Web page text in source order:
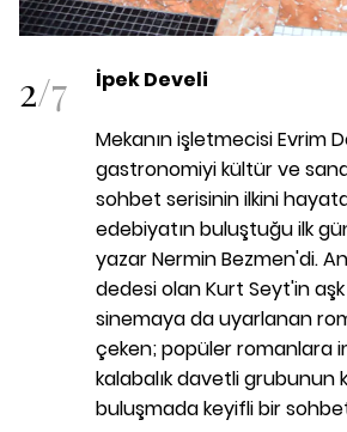
2/7 İpek Develi
Mekanın işletmecisi Evrim
gastronomiyi kültür ve
sohbet serisinin ilkini
edebiyatın buluştuğu ilk
yazar Nermin Bezmen'di.
dedesi olan Kurt Seyt'in
sinemaya da uyarlanan
çeken; popüler romanlara
kalabalık davetli grubunun
buluşmada keyifli bir